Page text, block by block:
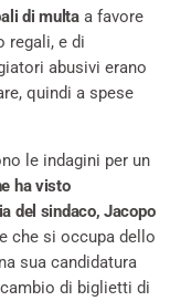
di multaa favore
regali, e di
abusivi erano
quindi a spese
le indagini per un
ha visto
del sindaco, Jacopo
che si occupa dello
sua candidatura
di biglietti di